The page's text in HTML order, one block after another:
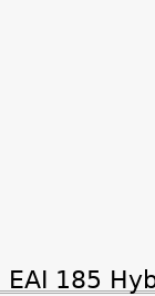
EAI 185